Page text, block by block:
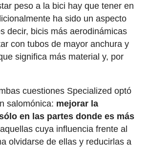
peso a la bici hay que tener en
ha sido un aspecto
decir, bicis más aerodinámicas
con tubos de mayor anchura y
significa más material y, por
cuestiones Specialized optó
salomónica: mejorar la
en las partes donde es más
cuya influencia frente al
olvidarse de ellas y reducirlas a